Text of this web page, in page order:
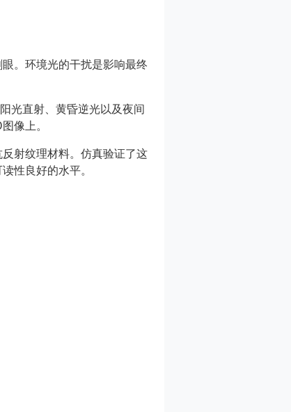
。环境光的干扰是影响最终
光直射、黄昏逆光以及夜间
像上。
射纹理材料。仿真验证了这
性良好的水平。